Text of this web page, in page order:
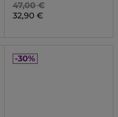
47,00 €
32,90 €
-30%